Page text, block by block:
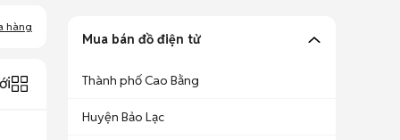
hàng
Mua bán đồ điện tử
Thành phố Cao Bằng
Huyện Bảo Lạc